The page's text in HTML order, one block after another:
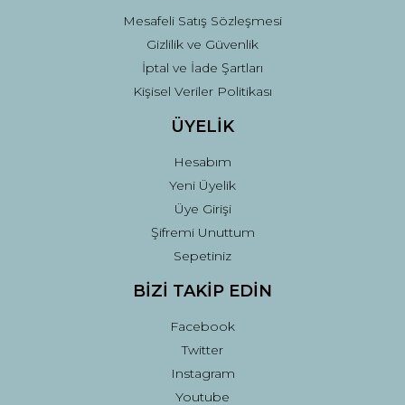
Mesafeli Satış Sözleşmesi
Gizlilik ve Güvenlik
İptal ve İade Şartları
Kişisel Veriler Politikası
ÜYELİK
Hesabım
Yeni Üyelik
Üye Girişi
Şifremi Unuttum
Sepetiniz
BİZİ TAKİP EDİN
Facebook
Twitter
Instagram
Youtube